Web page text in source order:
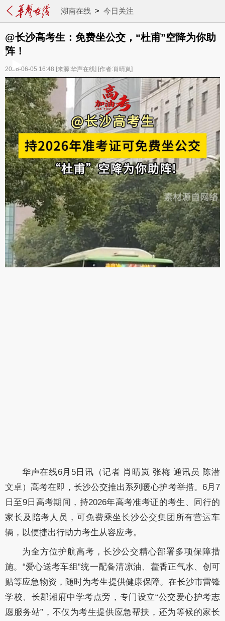
湖南在线> 今日关注
@长沙高考生：免费坐公交，“杜甫”空降为你助
阵！
2026-06-05 16:48 [来源:华声在线] [作者:肖晴岚]
华声在线6月5日讯（记者 肖晴岚 张梅 通讯员 陈潜
文卓）高考在即，长沙公交推出系列暖心护考举措。6月7
日至9日高考期间，持2026年高考准考证的考生、同行的
家长及陪考人员，可免费乘坐长沙公交集团所有营运车
辆，以便捷出行助力考生从容应考。
为全方位护航高考，长沙公交精心部署多项保障措
施。“爱心送考车组”统一配备清凉油、藿香正气水、创可
贴等应急物资，随时为考生提供健康保障。在长沙市雷锋
学校、长郡湘府中学考点旁，专门设立“公交爱心护考志
愿服务站”，不仅为考生提供应急帮扶，还为等候的家长